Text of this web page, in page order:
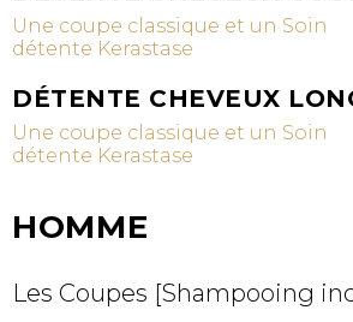
Une coupe classique et un Soin
détente Kerastase
DÉTENTE CHEVEUX
Une coupe classique et un Soin
détente Kerastase
HOMME
Les Coupes [Shampooing